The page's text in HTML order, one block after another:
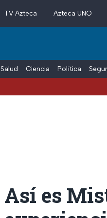
TV Azteca Azteca UNO
Salud Ciencia Política
Así es